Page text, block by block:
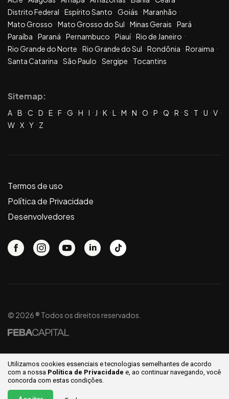
Utilizamos cookies essenciais e tecnologias semelhantes de acordo
com a nossa Política de Privacidade e, ao continuarnavegando, você
concorda com estas condições.
Distrito Federal
Espírito Santo Goiás
Maranhão
Mato Grosso
Mato Grosso do Sul Minas Gerais
Pará
Paraíba
Paraná Pernambuco Piauí Rio de Janeiro
Rio Grande do Norte
Rio Grande do Sul Rondônia
Roraima
Santa Catarina
São Paulo Sergipe Tocantins
Sitemap:
A B C D E F G H I J K L M N O P Q R S T U
V
W X Y Z
Termos de uso
Política de Privacidade
Desenvolvedores
© 2026 ® Todos os direitos reservados.